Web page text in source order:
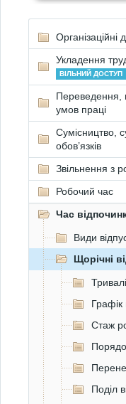
Організаційні
Укладення
ВІЛЬНИЙ ДОСТУП
Переведення,
умов праці
Сумісництво,
обов’язків
Звільнення з
Робочий час
Час
Види
Щорічні
Графік
Стаж
Поділ